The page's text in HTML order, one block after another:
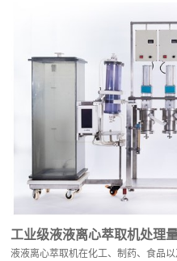
工业级液液离心萃取机处理
液液离心萃取机在化工、制药、食品